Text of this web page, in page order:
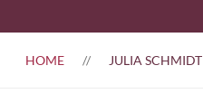
HOME JULIA SCHMIDT